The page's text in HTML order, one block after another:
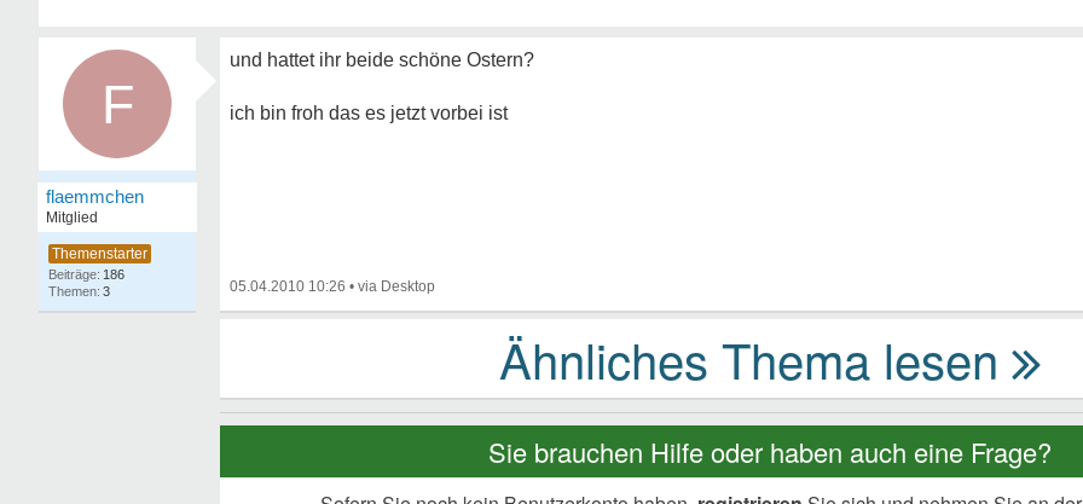
F
flaemmchen
Mitglied
186
3
und hattet ihr beide schöne Ostern?
ich bin froh das es jetzt vorbei ist
05.04.2010 10:26 •
Sie brauchen Hilfe oder haben auch eine Frage?